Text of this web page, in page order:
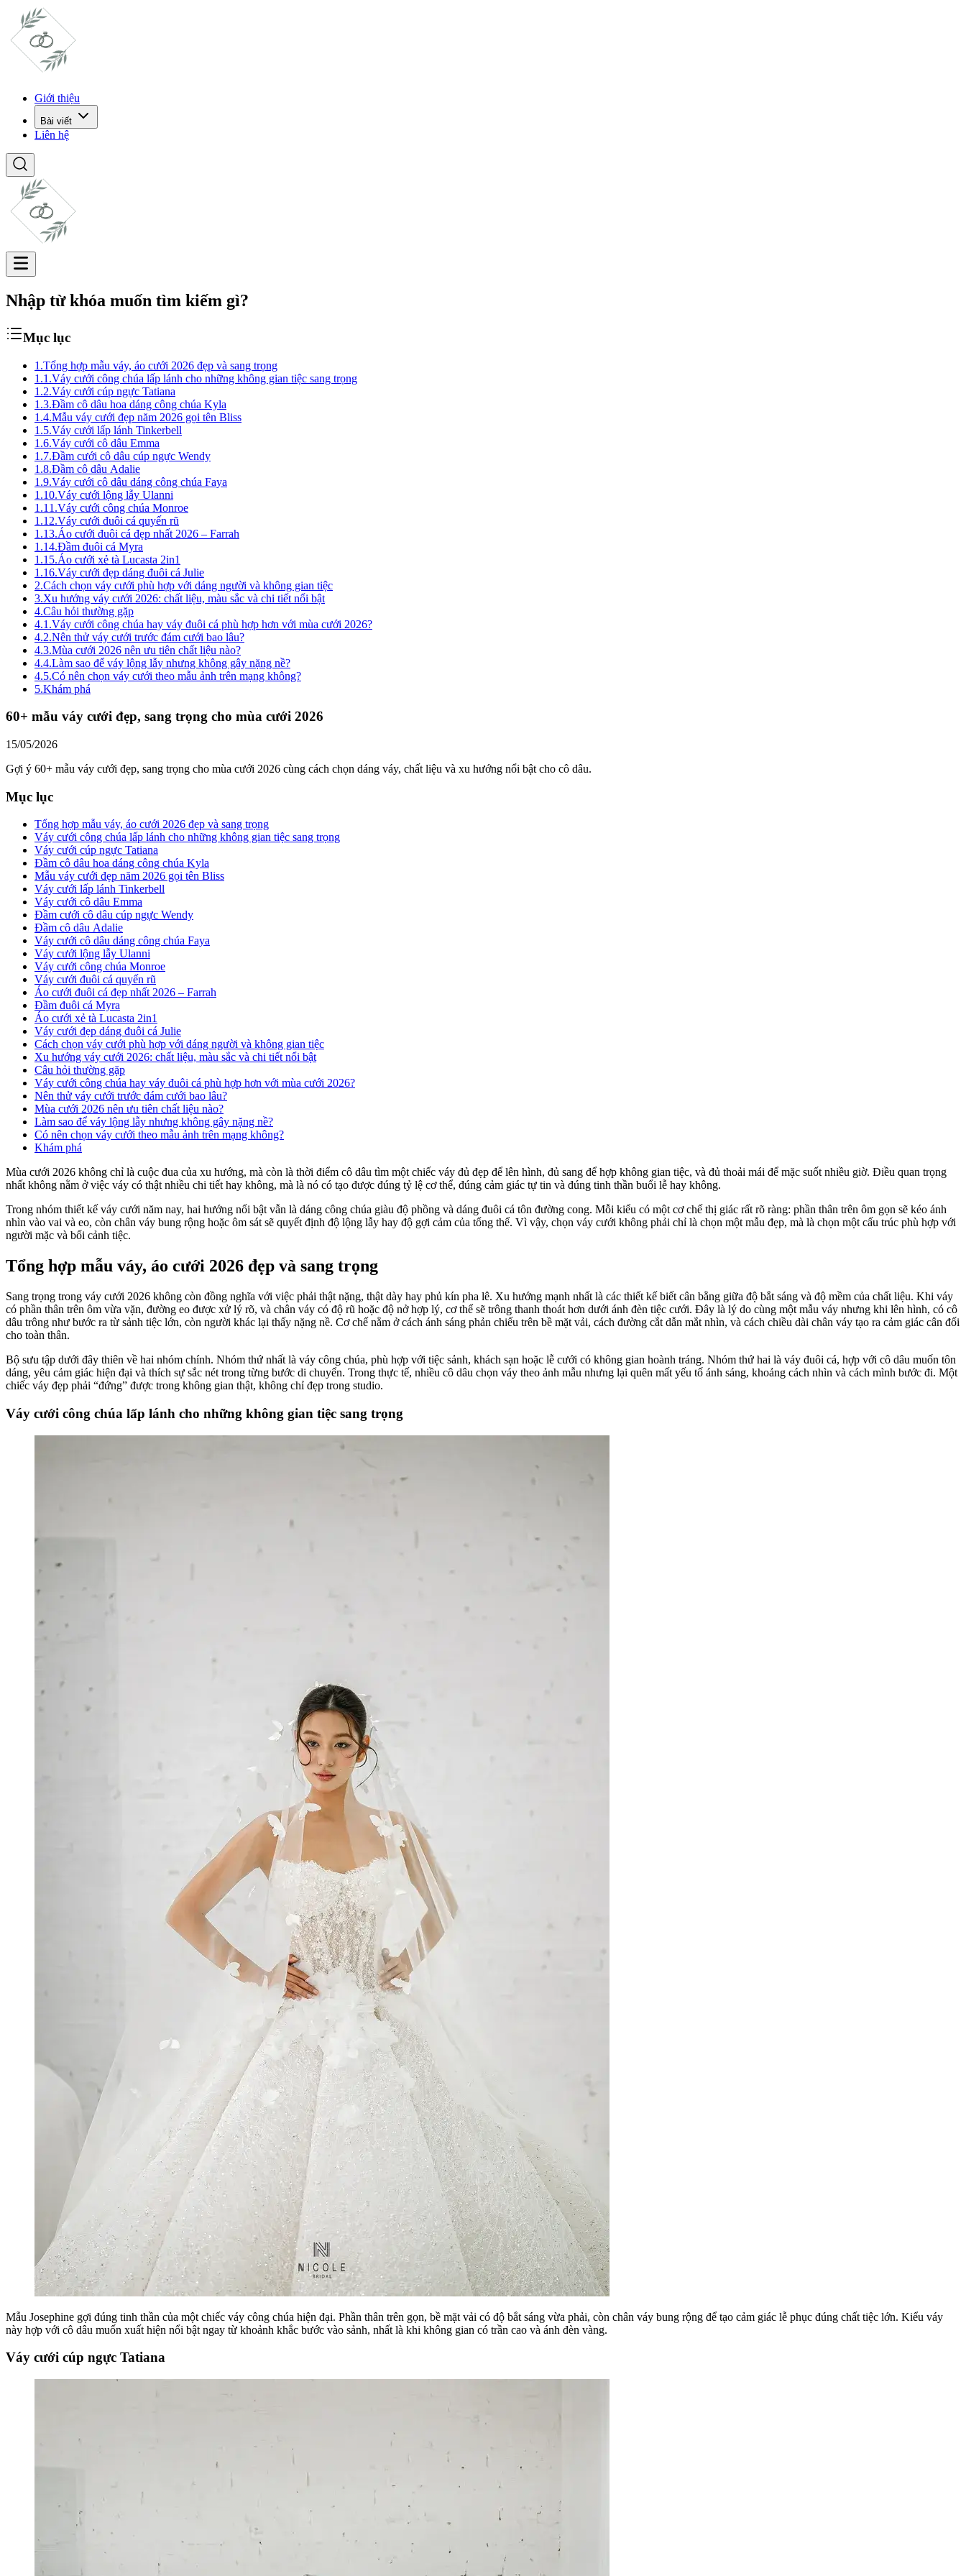
Giới thiệu
Bài viết
Liên hệ
Nhập từ khóa muốn tìm kiếm gì?
Mục lục
1.Tổng hợp mẫu váy, áo cưới 2026 đẹp và sang trọng
1.1.Váy cưới công chúa lấp lánh cho những không gian tiệc sang trọng
1.2.Váy cưới cúp ngực Tatiana
1.3.Đầm cô dâu hoa dáng công chúa Kyla
1.4.Mẫu váy cưới đẹp năm 2026 gọi tên Bliss
1.5.Váy cưới lấp lánh Tinkerbell
1.6.Váy cưới cô dâu Emma
1.7.Đầm cưới cô dâu cúp ngực Wendy
1.8.Đầm cô dâu Adalie
1.9.Váy cưới cô dâu dáng công chúa Faya
1.10.Váy cưới lộng lẫy Ulanni
1.11.Váy cưới công chúa Monroe
1.12.Váy cưới đuôi cá quyến rũ
1.13.Áo cưới đuôi cá đẹp nhất 2026 – Farrah
1.14.Đầm đuôi cá Myra
1.15.Áo cưới xẻ tà Lucasta 2in1
1.16.Váy cưới đẹp dáng đuôi cá Julie
2.Cách chọn váy cưới phù hợp với dáng người và không gian tiệc
3.Xu hướng váy cưới 2026: chất liệu, màu sắc và chi tiết nổi bật
4.Câu hỏi thường gặp
4.1.Váy cưới công chúa hay váy đuôi cá phù hợp hơn với mùa cưới 2026?
4.2.Nên thử váy cưới trước đám cưới bao lâu?
4.3.Mùa cưới 2026 nên ưu tiên chất liệu nào?
4.4.Làm sao để váy lộng lẫy nhưng không gây nặng nề?
4.5.Có nên chọn váy cưới theo mẫu ảnh trên mạng không?
5.Khám phá
60+ mẫu váy cưới đẹp, sang trọng cho mùa cưới 2026
15/05/2026
Gợi ý 60+ mẫu váy cưới đẹp, sang trọng cho mùa cưới 2026 cùng cách chọn dáng váy, chất liệu và xu hướng nổi bật cho cô dâu.
Mục lục
Tổng hợp mẫu váy, áo cưới 2026 đẹp và sang trọng
Váy cưới công chúa lấp lánh cho những không gian tiệc sang trọng
Váy cưới cúp ngực Tatiana
Đầm cô dâu hoa dáng công chúa Kyla
Mẫu váy cưới đẹp năm 2026 gọi tên Bliss
Váy cưới lấp lánh Tinkerbell
Váy cưới cô dâu Emma
Đầm cưới cô dâu cúp ngực Wendy
Đầm cô dâu Adalie
Váy cưới cô dâu dáng công chúa Faya
Váy cưới lộng lẫy Ulanni
Váy cưới công chúa Monroe
Váy cưới đuôi cá quyến rũ
Áo cưới đuôi cá đẹp nhất 2026 – Farrah
Đầm đuôi cá Myra
Áo cưới xẻ tà Lucasta 2in1
Váy cưới đẹp dáng đuôi cá Julie
Cách chọn váy cưới phù hợp với dáng người và không gian tiệc
Xu hướng váy cưới 2026: chất liệu, màu sắc và chi tiết nổi bật
Câu hỏi thường gặp
Váy cưới công chúa hay váy đuôi cá phù hợp hơn với mùa cưới 2026?
Nên thử váy cưới trước đám cưới bao lâu?
Mùa cưới 2026 nên ưu tiên chất liệu nào?
Làm sao để váy lộng lẫy nhưng không gây nặng nề?
Có nên chọn váy cưới theo mẫu ảnh trên mạng không?
Khám phá
Mùa cưới 2026 không chỉ là cuộc đua của xu hướng, mà còn là thời điểm cô dâu tìm một chiếc váy đủ đẹp để lên hình, đủ sang để hợp không gian tiệc, và đủ thoải mái để mặc suốt nhiều giờ. Điều quan trọng
nhất không nằm ở việc váy có thật nhiều chi tiết hay không, mà là nó có tạo được đúng tỷ lệ cơ thể, đúng cảm giác tự tin và đúng tinh thần buổi lễ hay không.
Trong nhóm thiết kế váy cưới năm nay, hai hướng nổi bật vẫn là dáng công chúa giàu độ phồng và dáng đuôi cá tôn đường cong. Mỗi kiểu có một cơ chế thị giác rất rõ ràng: phần thân trên ôm gọn sẽ kéo ánh
nhìn vào vai và eo, còn chân váy bung rộng hoặc ôm sát sẽ quyết định độ lộng lẫy hay độ gợi cảm của tổng thể. Vì vậy, chọn váy cưới không phải chỉ là chọn một mẫu đẹp, mà là chọn một cấu trúc phù hợp với
người mặc và bối cảnh tiệc.
Tổng hợp mẫu váy, áo cưới 2026 đẹp và sang trọng
Sang trọng trong váy cưới 2026 không còn đồng nghĩa với việc phải thật nặng, thật dày hay phủ kín pha lê. Xu hướng mạnh nhất là các thiết kế biết cân bằng giữa độ bắt sáng và độ mềm của chất liệu. Khi váy
có phần thân trên ôm vừa vặn, đường eo được xử lý rõ, và chân váy có độ rũ hoặc độ nở hợp lý, cơ thể sẽ trông thanh thoát hơn dưới ánh đèn tiệc cưới. Đây là lý do cùng một mẫu váy nhưng khi lên hình, có cô
dâu trông như bước ra từ sảnh tiệc lớn, còn người khác lại thấy nặng nề. Cơ chế nằm ở cách ánh sáng phản chiếu trên bề mặt vải, cách đường cắt dẫn mắt nhìn, và cách chiều dài chân váy tạo ra cảm giác cân đối
cho toàn thân.
Bộ sưu tập dưới đây thiên về hai nhóm chính. Nhóm thứ nhất là váy công chúa, phù hợp với tiệc sảnh, khách sạn hoặc lễ cưới có không gian hoành tráng. Nhóm thứ hai là váy đuôi cá, hợp với cô dâu muốn tôn
dáng, yêu cảm giác hiện đại và thích sự sắc nét trong từng bước di chuyển. Trong thực tế, nhiều cô dâu chọn váy theo ảnh mẫu nhưng lại quên mất yếu tố ánh sáng, khoảng cách nhìn và cách mình bước đi. Một
chiếc váy đẹp phải “đứng” được trong không gian thật, không chỉ đẹp trong studio.
Váy cưới công chúa lấp lánh cho những không gian tiệc sang trọng
Mẫu Josephine gợi đúng tinh thần của một chiếc váy công chúa hiện đại. Phần thân trên gọn, bề mặt vải có độ bắt sáng vừa phải, còn chân váy bung rộng để tạo cảm giác lễ phục đúng chất tiệc lớn. Kiểu váy
này hợp với cô dâu muốn xuất hiện nổi bật ngay từ khoảnh khắc bước vào sảnh, nhất là khi không gian có trần cao và ánh đèn vàng.
Váy cưới cúp ngực Tatiana